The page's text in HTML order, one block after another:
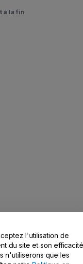
à la fin
l'utilisation de
du site et son efficacité
n'utiliserons que les